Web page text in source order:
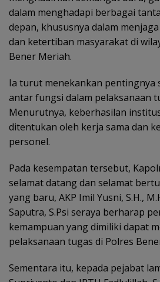
dalam menghadapi berbagai
depan, khususnya dalam
dan ketertiban masyarakat di
Bener Meriah.
Ia turut menekankan pentingnya
antar fungsi dalam pelaksanaan
Menurutnya, keberhasilan
ditentukan oleh kerja sama dan
personel.
Pada kesempatan tersebut,
selamat datang dan selamat
yang baru, AKP Imil Yusni, S.H.,
Saputra, S.Psi seraya berharap
kemampuan yang dimiliki dapat
pelaksanaan tugas di Polres
Sementara itu, kepada pejabat